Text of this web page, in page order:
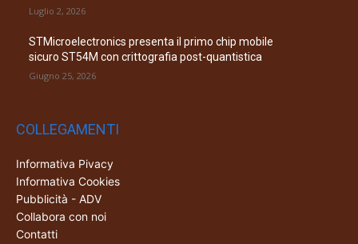
Luglio 2, 2026
STMicroelectronics presenta il primo chip mobile
sicuro ST54M con crittografia post-quantistica
Giugno 25, 2026
COLLEGAMENTI
Informativa Pivacy
Informativa Cookies
Pubblicità - ADV
Collabora con noi
Contatti